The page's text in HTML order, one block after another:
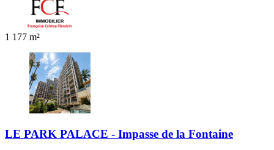
1 177 m²
LE PARK PALACE - Impasse de la Fontaine